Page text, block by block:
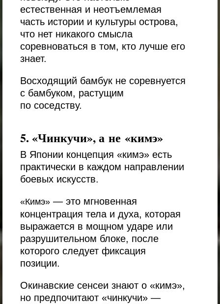
естественная и неотъемлемая
часть истории и культуры острова,
что нет никакого смысла
соревноваться в том, кто лучше его
знает.
Восходящий бамбук не соревнуется
с бамбуком, растущим
по соседству.
5. «Чинкучи», а не «кимэ»
В Японии концепция «кимэ» есть
практически в каждом направлении
боевых искусств.
«Кимэ» — это мгновенная
концентрация тела и духа, которая
выражается в мощном ударе или
разрушительном блоке, после
которого следует фиксация
позиции.
Окинавские сенсеи знают о «кимэ»,
но предпочитают «чинкучи» —